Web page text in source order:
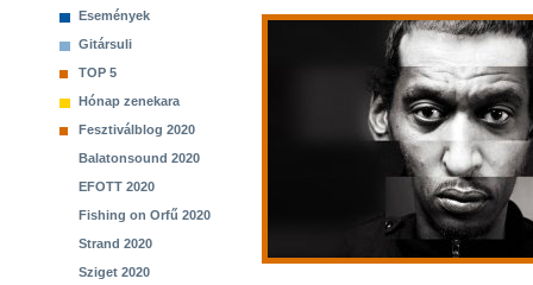
Események
Gitársuli
TOP 5
Hónap zenekara
Fesztiválblog 2020
Balatonsound 2020
EFOTT 2020
Fishing on Orfű 2020
Strand 2020
Sziget 2020